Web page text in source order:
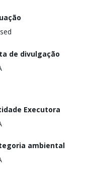
de divulgação
Executora
ambiental